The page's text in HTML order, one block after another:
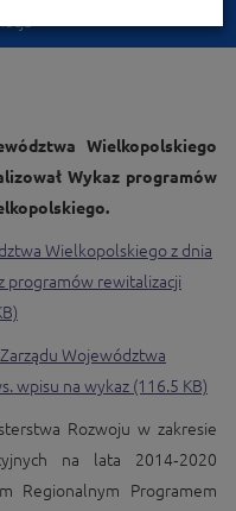
Wielkopolskiego
Wykaz programów
Wielkopolskiego z dnia
programów rewitalizacji
Województwa
wpisu na wykaz (116.5 KB)
Rozwoju w zakresie
na lata 2014‑2020
Regionalnym Programem